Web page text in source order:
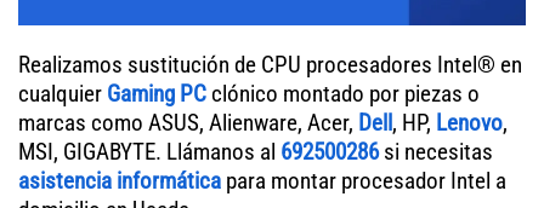
Realizamos sustitución de CPU procesadores Intel® en
cualquier Gaming PC clónico montado por piezas o
marcas como ASUS, Alienware, Acer, Dell, HP, Lenovo,
MSI, GIGABYTE. Llámanos al 692500286si necesitas
asistencia informática para montar procesador Intel a